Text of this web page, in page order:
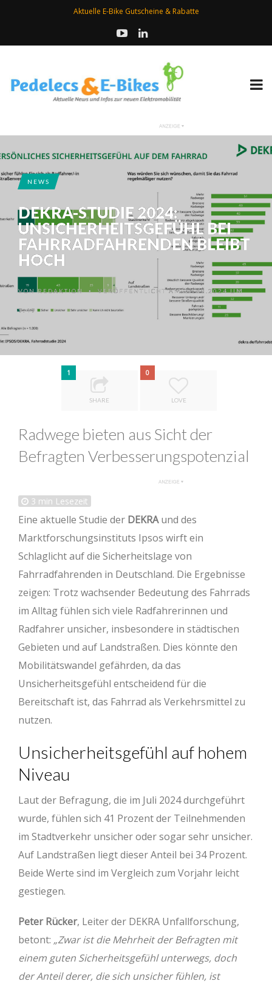
Aktuelle E-Bike Gutscheine & Rabatte
NEWS
DEKRA-STUDIE 2024:
UNSICHERHEITSGEFÜHL BEI
FAHRRADFAHRENDEN BLEIBT
HOCH
VONREDAKTION •VERÖFFENTLICHT AM 22.10.2024 UM
9:49
1
SHARE
0
LOVE
Radwege bieten aus Sicht der
Befragten Verbesserungspotenzial
3 min Lesezeit
Eine aktuelle Studie der DEKRAund des
Marktforschungsinstituts Ipsos wirft ein
Schlaglicht auf die Sicherheitslage von
Fahrradfahrenden in Deutschland. Die Ergebnisse
zeigen: Trotz wachsender Bedeutung des Fahrrads
im Alltag fühlen sich viele Radfahrerinnen und
Radfahrer unsicher, insbesondere in städtischen
Gebieten und auf Landstraßen. Dies könnte den
Mobilitätswandel gefährden, da das
Unsicherheitsgefühl entscheidend für die
Bereitschaft ist, das Fahrrad als Verkehrsmittel zu
nutzen.
Unsicherheitsgefühl auf hohem
Niveau
Laut der Befragung, die im Juli 2024 durchgeführt
wurde, fühlen sich 41 Prozent der Teilnehmenden
im Stadtverkehr unsicher oder sogar sehr unsicher.
Auf Landstraßen liegt dieser Anteil bei 34 Prozent.
Beide Werte sind im Vergleich zum Vorjahr leicht
gestiegen.
Peter Rücker, Leiter der DEKRA Unfallforschung,
betont: „Zwar ist die Mehrheit der Befragten mit
einem guten Sicherheitsgefühl unterwegs, doch
der Anteil derer, die sich unsicher fühlen, ist